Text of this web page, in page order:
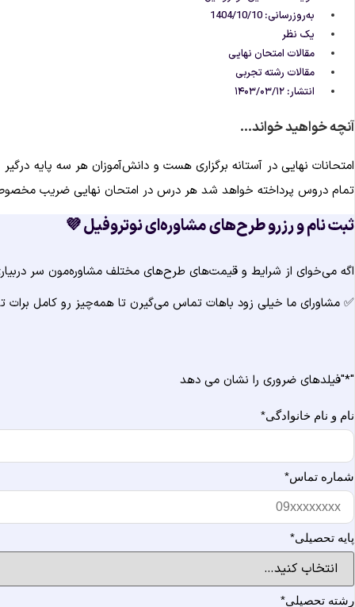
به‌روزرسانی: 1404/10/10
یک نظر
مقالات امتحان نهایی
مقالات رشته تجربی
انتشار: ۱۴۰۳/۰۳/۱۲
آنچه خواهید خواند...
امتحانات نهایی در آستانه برگزاری هست و دانش‌آموزان هر سه پایه
تمام دروس پرداخته خواهد شد هر درس در امتحان نهایی ضریب
ثبت نام و رزرو طرح‌های مشاوره‌ای نوتروفیل 💜
اگه می‌خوای از شرایط و قیمت‌های طرح‌های مختلف مشاوره‌مون سر دربیاری
✅ مشاورای ما خیلی زود باهات تماس می‌گیرن تا همه‌چیز رو کامل برات
"
*"فیلدهای ضروری را نشان می دهد
نام و نام خانوادگی*
شماره تماس*
پایه تحصیلی*
رشته تحصیلی*